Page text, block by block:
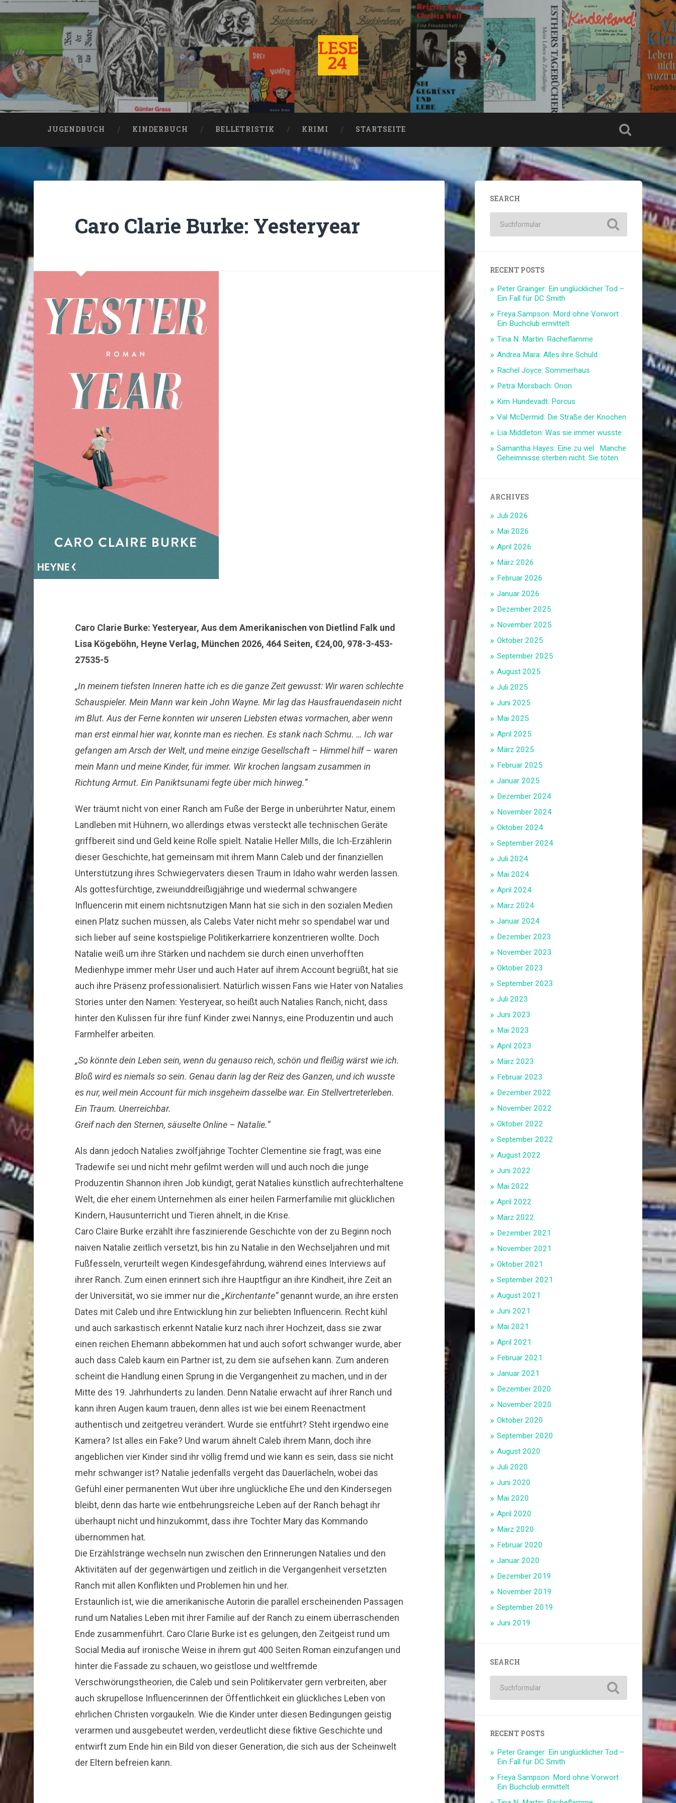
JUGENDBUCH KINDERBUCH BELLETRISTIK KRIMI STARTSEITE
Caro Clarie Burke: Yesteryear
Caro Clarie Burke: Yesteryear, Aus dem Amerikanischen von Dietlind Falk und
Lisa Kögeböhn, Heyne Verlag, München 2026, 464 Seiten, €24,00, 978-3-453-
27535-5
„In meinem tiefsten Inneren hatte ich es die ganze Zeit gewusst: Wir waren schlechte
Schauspieler. Mein Mann war kein John Wayne. Mir lag das Hausfrauendasein nicht
im Blut. Aus der Ferne konnten wir unseren Liebsten etwas vormachen, aber wenn
man erst einmal hier war, konnte man es riechen. Es stank nach Schmu. … Ich war
gefangen am Arsch der Welt, und meine einzige Gesellschaft – Himmel hilf – waren
mein Mann und meine Kinder, für immer. Wir krochen langsam zusammen in
Richtung Armut. Ein Paniktsunami fegte über mich hinweg.“
Wer träumt nicht von einer Ranch am Fuße der Berge in unberührter Natur, einem
Landleben mit Hühnern, wo allerdings etwas versteckt alle technischen Geräte
griffbereit sind und Geld keine Rolle spielt. Natalie Heller Mills, die Ich-Erzählerin
dieser Geschichte, hat gemeinsam mit ihrem Mann Caleb und der finanziellen
Unterstützung ihres Schwiegervaters diesen Traum in Idaho wahr werden lassen.
Als gottesfürchtige, zweiunddreißigjährige und wiedermal schwangere
Influencerin mit einem nichtsnutzigen Mann hat sie sich in den sozialen Medien
einen Platz suchen müssen, als Calebs Vater nicht mehr so spendabel war und
sich lieber auf seine kostspielige Politikerkarriere konzentrieren wollte. Doch
Natalie weiß um ihre Stärken und nachdem sie durch einen unverhofften
Medienhype immer mehr User und auch Hater auf ihrem Account begrüßt, hat sie
auch ihre Präsenz professionalisiert. Natürlich wissen Fans wie Hater von Natalies
Stories unter den Namen: Yesteryear, so heißt auch Natalies Ranch, nicht, dass
hinter den Kulissen für ihre fünf Kinder zwei Nannys, eine Produzentin und auch
Farmhelfer arbeiten.
„So könnte dein Leben sein, wenn du genauso reich, schön und fleißig wärst wie ich.
Bloß wird es niemals so sein. Genau darin lag der Reiz des Ganzen, und ich wusste
es nur, weil mein Account für mich insgeheim dasselbe war. Ein Stellvertreterleben.
Ein Traum. Unerreichbar.
Greif nach den Sternen, säuselte Online – Natalie.“
Als dann jedoch Natalies zwölfjährige Tochter Clementine sie fragt, was eine
Tradewife sei und nicht mehr gefilmt werden will und auch noch die junge
Produzentin Shannon ihren Job kündigt, gerät Natalies künstlich aufrechterhaltene
Welt, die eher einem Unternehmen als einer heilen Farmerfamilie mit glücklichen
Kindern, Hausunterricht und Tieren ähnelt, in die Krise.
Caro Claire Burke erzählt ihre faszinierende Geschichte von der zu Beginn noch
naiven Natalie zeitlich versetzt, bis hin zu Natalie in den Wechseljahren und mit
Fußfesseln, verurteilt wegen Kindesgefährdung, während eines Interviews auf
ihrer Ranch. Zum einen erinnert sich ihre Hauptfigur an ihre Kindheit, ihre Zeit an
der Universität, wo sie immer nur die „Kirchentante“genannt wurde, an ihre ersten
Dates mit Caleb und ihre Entwicklung hin zur beliebten Influencerin. Recht kühl
und auch sarkastisch erkennt Natalie kurz nach ihrer Hochzeit, dass sie zwar
einen reichen Ehemann abbekommen hat und auch sofort schwanger wurde, aber
auch dass Caleb kaum ein Partner ist, zu dem sie aufsehen kann. Zum anderen
scheint die Handlung einen Sprung in die Vergangenheit zu machen, und in der
Mitte des 19. Jahrhunderts zu landen. Denn Natalie erwacht auf ihrer Ranch und
kann ihren Augen kaum trauen, denn alles ist wie bei einem Reenactment
authentisch und zeitgetreu verändert. Wurde sie entführt? Steht irgendwo eine
Kamera? Ist alles ein Fake? Und warum ähnelt Caleb ihrem Mann, doch ihre
angeblichen vier Kinder sind ihr völlig fremd und wie kann es sein, dass sie nicht
mehr schwanger ist? Natalie jedenfalls vergeht das Dauerlächeln, wobei das
Gefühl einer permanenten Wut über ihre unglückliche Ehe und den Kindersegen
bleibt, denn das harte wie entbehrungsreiche Leben auf der Ranch behagt ihr
überhaupt nicht und hinzukommt, dass ihre Tochter Mary das Kommando
übernommen hat.
Die Erzählstränge wechseln nun zwischen den Erinnerungen Natalies und den
Aktivitäten auf der gegenwärtigen und zeitlich in die Vergangenheit versetzten
Ranch mit allen Konflikten und Problemen hin und her.
Erstaunlich ist, wie die amerikanische Autorin die parallel erscheinenden Passagen
rund um Natalies Leben mit ihrer Familie auf der Ranch zu einem überraschenden
Ende zusammenführt. Caro Clarie Burke ist es gelungen, den Zeitgeist rund um
Social Media auf ironische Weise in ihrem gut 400 Seiten Roman einzufangen und
hinter die Fassade zu schauen, wo geistlose und weltfremde
Verschwörungstheorien, die Caleb und sein Politikervater gern verbreiten, aber
auch skrupellose Influencerinnen der Öffentlichkeit ein glückliches Leben von
ehrlichen Christen vorgaukeln. Wie die Kinder unter diesen Bedingungen geistig
verarmen und ausgebeutet werden, verdeutlicht diese fiktive Geschichte und
entwirft zum Ende hin ein Bild von dieser Generation, die sich aus der Scheinwelt
der Eltern befreien kann.
SEARCH
RECENT POSTS
Peter Grainger: Ein unglücklicher Tod –
Ein Fall für DC Smith
Freya Sampson: Mord ohne Vorwort .
Ein Buchclub ermittelt
Tina N. Martin: Racheflamme
Andrea Mara: Alles ihre Schuld
Rachel Joyce: Sommerhaus
Petra Morsbach: Orion
Kim Hundevadt: Porcus
Val McDermid: Die Straße der Knochen
Lia Middleton: Was sie immer wusste
Samantha Hayes: Eine zu viel . Manche
Geheimnisse sterben nicht. Sie töten.
ARCHIVES
Juli 2026
Mai 2026
April 2026
März 2026
Februar 2026
Januar 2026
Dezember 2025
November 2025
Oktober 2025
September 2025
August 2025
Juli 2025
Juni 2025
Mai 2025
April 2025
März 2025
Februar 2025
Januar 2025
Dezember 2024
November 2024
Oktober 2024
September 2024
Juli 2024
Mai 2024
April 2024
März 2024
Januar 2024
Dezember 2023
November 2023
Oktober 2023
September 2023
Juli 2023
Juni 2023
Mai 2023
April 2023
März 2023
Februar 2023
Dezember 2022
November 2022
Oktober 2022
September 2022
August 2022
Juni 2022
Mai 2022
April 2022
März 2022
Dezember 2021
November 2021
Oktober 2021
September 2021
August 2021
Juni 2021
Mai 2021
April 2021
Februar 2021
Januar 2021
Dezember 2020
November 2020
Oktober 2020
September 2020
August 2020
Juli 2020
Juni 2020
Mai 2020
April 2020
März 2020
Februar 2020
Januar 2020
Dezember 2019
November 2019
September 2019
Juni 2019
SEARCH
RECENT POSTS
Peter Grainger: Ein unglücklicher Tod –
Ein Fall für DC Smith
Freya Sampson: Mord ohne Vorwort .
Ein Buchclub ermittelt